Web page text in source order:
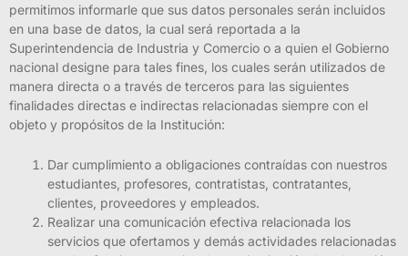
permitimos informarle que sus datos personales serán incluidos
en una base de datos, la cual será reportada a la
Superintendencia de Industria y Comercio o a quien el Gobierno
nacional designe para tales fines, los cuales serán utilizados de
manera directa o a través de terceros para las siguientes
finalidades directas e indirectas relacionadas siempre con el
objeto y propósitos de la Institución:
Dar cumplimiento a obligaciones contraídas con nuestros
estudiantes, profesores, contratistas, contratantes,
clientes, proveedores y empleados.
Realizar una comunicación efectiva relacionada los
servicios que ofertamos y demás actividades relacionadas